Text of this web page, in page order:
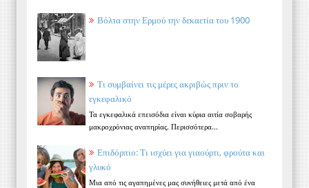
Βόλτα στην Ερμού την δεκαετία του 1900
Τι συμβαίνει τις μέρες ακριβώς πριν το
εγκεφαλικό
Τα εγκεφαλικά επεισόδια είναι κύρια αιτία σοβαρής
μακροχρόνιας αναπηρίας. Περισσότερα...
Επιδόρπιο: Τι ισχύει για γιαούρτι, φρούτα και
γλυκό
Μια από τις αγαπημένες μας συνήθειες μετά από ένα